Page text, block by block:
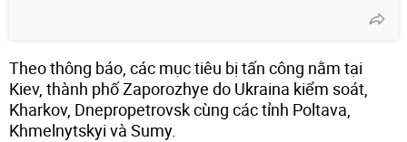
Theo thông báo, các mục tiêu bị tấn công nằm tại
Kiev, thành phố Zaporozhye do Ukraina kiểm soát,
Kharkov, Dnepropetrovsk cùng các tỉnh Poltava,
Khmelnytskyi và Sumy.